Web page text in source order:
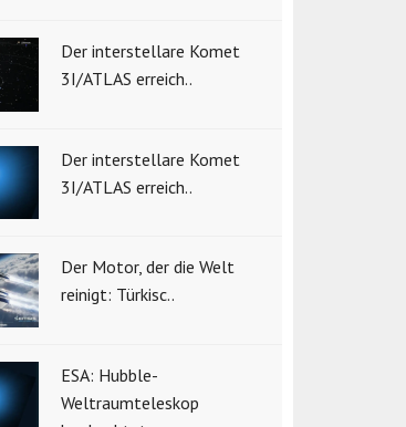
Der interstellare Komet
3I/ATLAS erreich..
Der interstellare Komet
3I/ATLAS erreich..
Der Motor, der die Welt
reinigt: Türkisc..
ESA: Hubble-
Weltraumteleskop